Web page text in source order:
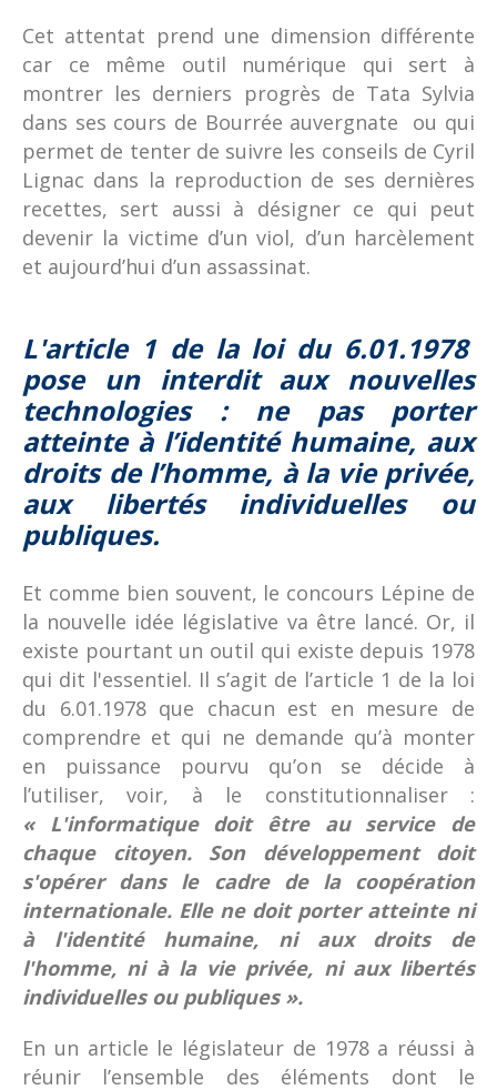
Cet attentat prend une dimension différente
car ce même outil numérique qui sert à
montrer les derniers progrès de Tata Sylvia
dans ses cours de Bourrée auvergnate ou qui
permet de tenter de suivre les conseils de Cyril
Lignac dans la reproduction de ses dernières
recettes, sert aussi à désigner ce qui peut
devenir la victime d’un viol, d’un harcèlement
et aujourd’hui d’un assassinat.
L'article 1 de la loi du 6.01.1978
pose un interdit aux nouvelles
technologies : ne pas porter
atteinte à l’identité humaine, aux
droits de l’homme, à la vie privée,
aux libertés individuelles ou
publiques.
Et comme bien souvent, le concours Lépine de
la nouvelle idée législative va être lancé. Or, il
existe pourtant un outil qui existe depuis 1978
qui dit l'essentiel. Il s’agit de l’article 1 de la loi
du 6.01.1978 que chacun est en mesure de
comprendre et qui ne demande qu’à monter
en puissance pourvu qu’on se décide à
l’utiliser, voir, à le constitutionnaliser :
« L'informatique doit être au service de
chaque citoyen. Son développement doit
s'opérer dans le cadre de la coopération
internationale. Elle ne doit porter atteinte ni
à l'identité humaine, ni aux droits de
l'homme, ni à la vie privée, ni aux libertés
individuelles ou publiques ».
En un article le législateur de 1978 a réussi à
réunir l’ensemble des éléments dont le